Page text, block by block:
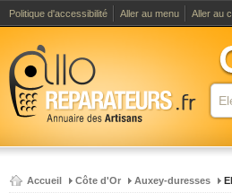
Politique d'accessibilité Aller au menu Aller au
Accueil Côte d'Or Auxey-duresses